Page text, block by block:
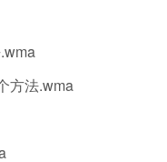
方法.wma